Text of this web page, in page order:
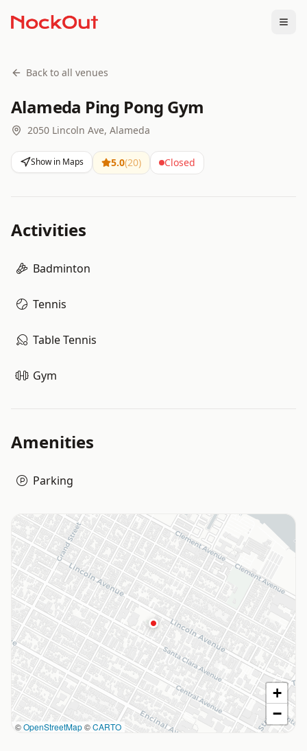
Back to all venues
Alameda Ping Pong Gym
2050 Lincoln Ave, Alameda
Show in Maps 5.0(20) Closed
Activities
Badminton
Tennis
Table Tennis
Gym
Amenities
Parking
©OpenStreetMap©CARTO
+
−